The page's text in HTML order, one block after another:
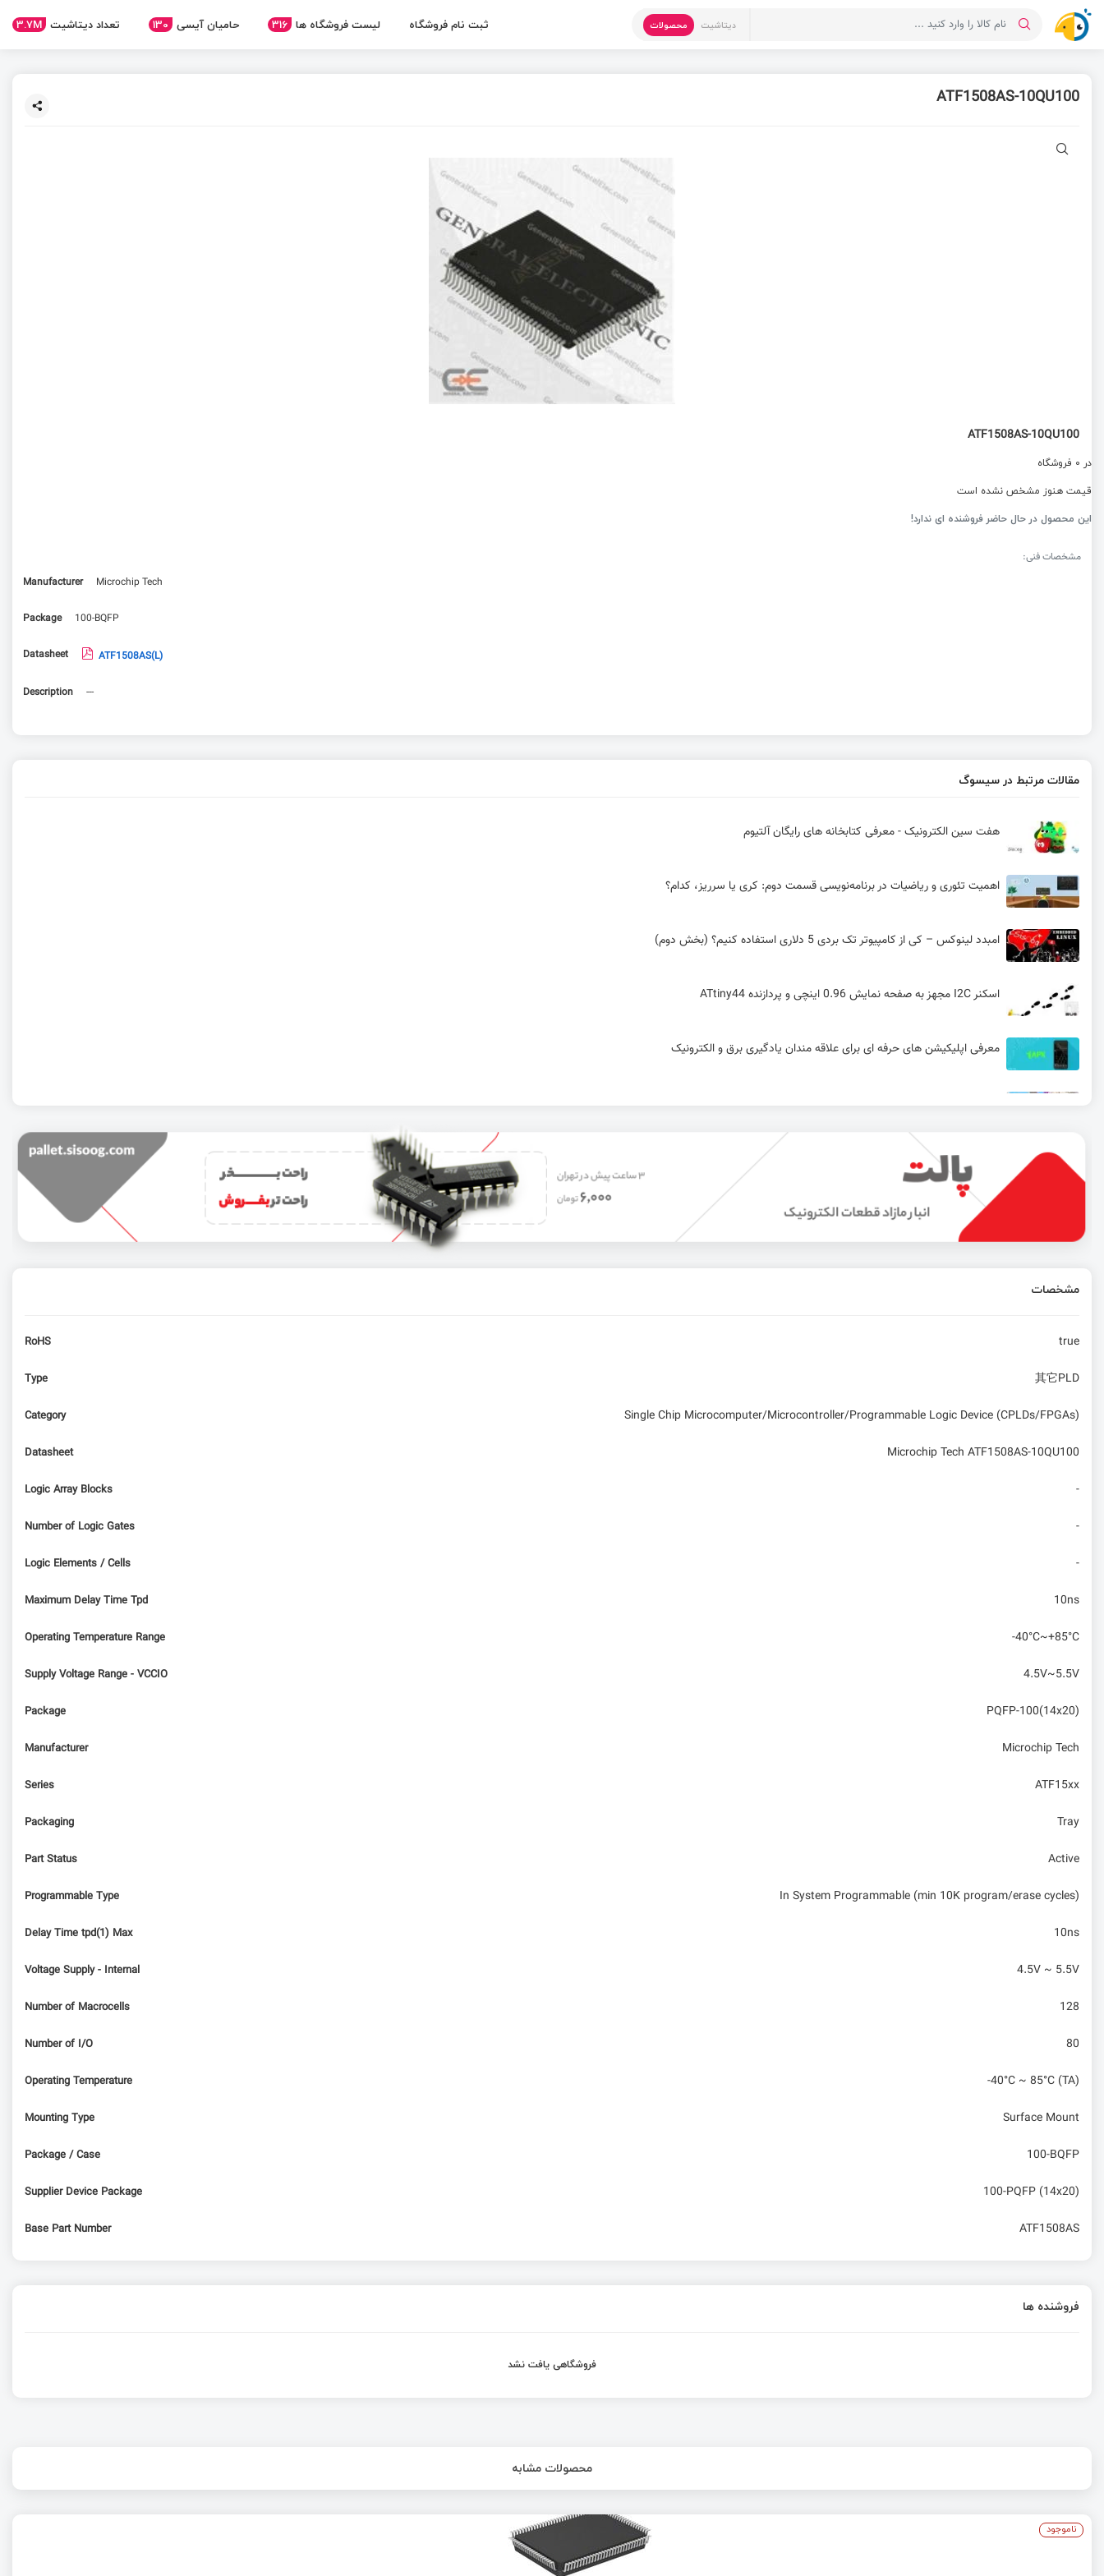
دیتاشیت محصولات ثبت نام فروشگاه لیست فروشگاه ها 316 حامیان آیسی 130 تعداد دیتاشیت 3.7M
ATF1508AS-10QU100
ATF1508AS-10QU100
در 0 فروشگاه
قیمت هنوز مشخص نشده است
این محصول در حال حاضر فروشنده ای ندارد!
مشخصات فنی:
Manufacturer
Microchip Tech
Package 100-BQFP
Datasheet ATF1508AS(L)
Description ---
مقالات مرتبط در سیسوگ
هفت سین الکترونیک - معرفی کتابخانه های رایگان آلتیوم
اهمیت تئوری و ریاضیات در برنامه‌نویسی قسمت دوم: کری یا سرریز، کدام؟
امبدد لینوکس – کی از کامپیوتر تک بردی 5 دلاری استفاده کنیم؟ (بخش دوم)
اسکنر I2C مجهز به صفحه نمایش 0.96 اینچی و پردازنده ATtiny44
معرفی اپلیکیشن های حرفه ای برای علاقه مندان یادگیری برق و الکترونیک
سفرنامه چین - سوار بر هواپیما به مقصد گوانجو
انواع خازن
مشخصات
RoHS true
Type 其它PLD
Category Single Chip Microcomputer/Microcontroller/Programmable Logic Device (CPLDs/FPGAs)
Datasheet Microchip Tech ATF1508AS-10QU100
Logic Array Blocks -
Number of Logic Gates -
Logic Elements / Cells -
Maximum Delay Time Tpd 10ns
Operating Temperature Range -40°C~+85°C
Supply Voltage Range - VCCIO 4.5V~5.5V
Package PQFP-100(14x20)
Manufacturer Microchip Tech
Series ATF15xx
Packaging Tray
Part Status Active
Programmable Type In System Programmable (min 10K program/erase cycles)
Delay Time tpd(1) Max 10ns
Voltage Supply - Internal 4.5V ~ 5.5V
Number of Macrocells 128
Number of I/O 80
Operating Temperature -40°C ~ 85°C (TA)
Mounting Type Surface Mount
Package / Case 100-BQFP
Supplier Device Package 100-PQFP (14x20)
Base Part Number ATF1508AS
فروشنده ها
فروشگاهی یافت نشد
محصولات مشابه
ناموجود